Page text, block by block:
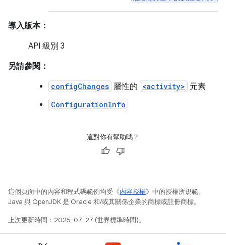
導入版本：
API 級別 3
另請參閱：
configChanges 屬性的 <activity> 元素
ConfigurationInfo
這對你有幫助嗎？
這個頁面中的內容和程式碼範例均受《內容授權》中的授權所規範。
Java 與 OpenJDK 是 Oracle 和/或其關係企業的商標或註冊商標。
上次更新時間：2025-07-27 (世界標準時間)。